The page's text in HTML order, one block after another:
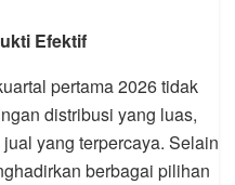
Efektif
pertama 2026 tidak
distribusi yang luas,
yang terpercaya. Selain
berbagai pilihan